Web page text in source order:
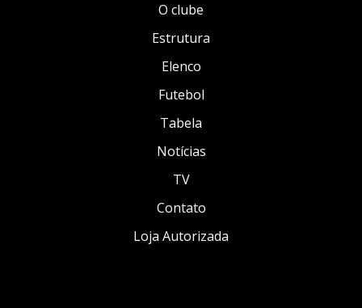
O clube
Estrutura
Elenco
Futebol
Tabela
Notícias
TV
Contato
Loja Autorizada